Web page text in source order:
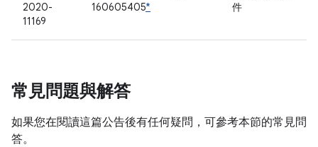
2020-
11169
160605405*
件
常見問題與解答
如果您在閱讀這篇公告後有任何疑問，可參考本節的常見問
答。